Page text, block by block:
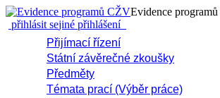
Evidence
přihlásit sejiné přihlášení
Přijímací řízení
Státní závěrečné zkoušky
Předměty
Témata prací (Výběr práce)